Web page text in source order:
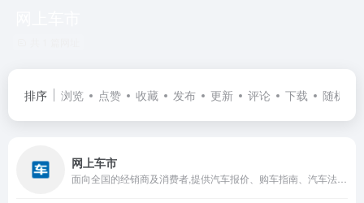
排序 浏览 点赞 收藏 发布 更新 评论 下载 随机
网上车市